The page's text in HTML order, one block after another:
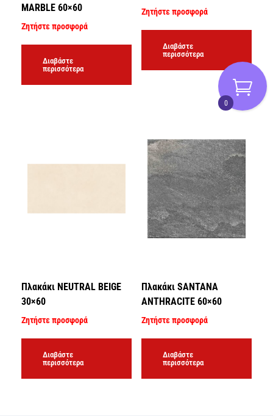
MARBLE 60×60
Ζητήστε προσφορά
Διαβάστε
περισσότερα
Ζητήστε προσφορά
Διαβάστε
περισσότερα
Πλακάκι NEUTRAL BEIGE
30×60
Ζητήστε προσφορά
Διαβάστε
περισσότερα
Πλακάκι SANTANA
ANTHRACITE 60×60
Ζητήστε προσφορά
Διαβάστε
περισσότερα
0